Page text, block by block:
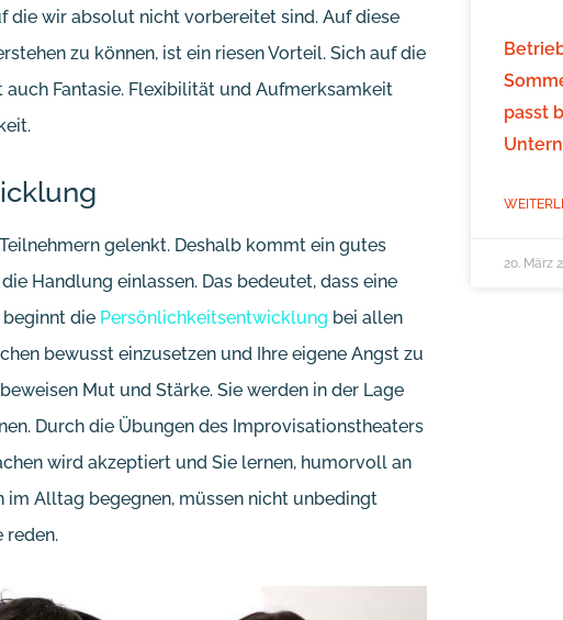
die wir absolut nicht vorbereitet sind. Auf diese
zu können, ist ein riesen Vorteil. Sich auf die
Fantasie. Flexibilität und Aufmerksamkeit
gelenkt. Deshalb kommt ein gutes
Handlung einlassen. Das bedeutet, dass eine
die Persönlichkeitsentwicklung bei allen
bewusst einzusetzen und Ihre eigene Angst zu
Mut und Stärke. Sie werden in der Lage
Durch die Übungen des Improvisationstheaters
wird akzeptiert und Sie lernen, humorvoll an
im Alltag begegnen, müssen nicht unbedingt
reden.
passt
20. März